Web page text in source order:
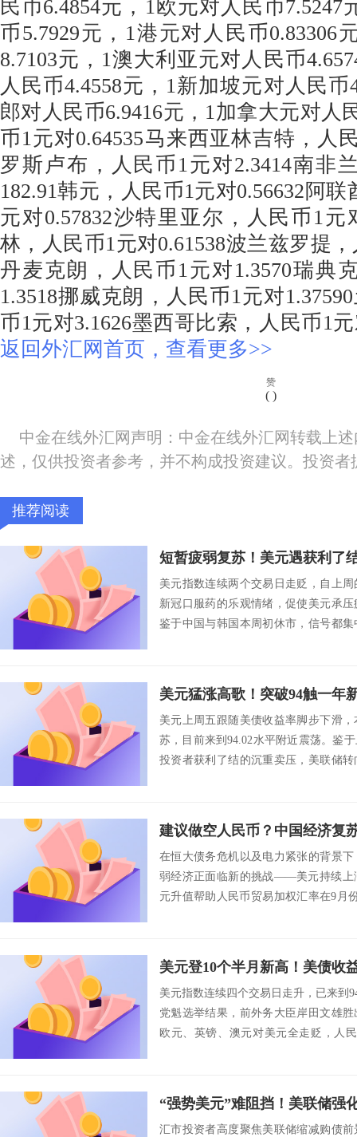
民币6.4854元，1欧元对人民币7.5247
币5.7929元，1港元对人民币0.83306
8.7103元，1澳大利亚元对人民币
人民币4.4558元，1新加坡元对人民币
郎对人民币6.9416元，1加拿大元对人
币1元对0.64535马来西亚林吉特，人
罗斯卢布，人民币1元对2.3414南非
182.91韩元，人民币1元对0.56632阿
元对0.57832沙特里亚尔，人民币1元
林，人民币1元对0.61538波兰兹罗提
丹麦克朗，人民币1元对1.3570瑞典
1.3518挪威克朗，人民币1元对
币1元对3.1626墨西哥比索，人民币1
返回外汇网首页，查看更多>>
赞
( )
中金在线外汇网声明：中金在线外汇网转载上
述，仅供投资者参考，并不构成投资建议。投资
推荐阅读
美元指数连续两个交易日走贬，自上
新冠口服药的乐观情绪，促使美元承
鉴于中国与韩国本周初休市，信号都
美元上周五跟随美债收益率脚步下滑
苏，目前来到94.02水平附近震荡。鉴
投资者获利了结的沉重卖压，美联储
在恒大债务危机以及电力紧张的背景
弱经济正面临新的挑战——美元持续上
元升值帮助人民币贸易加权汇率在9月
美元指数连续四个交易日走升，已来到
党魁选举结果，前外务大臣岸田文雄
欧元、英镑、澳元对美元全走贬，人
汇市投资者高度聚焦美联储缩减购债